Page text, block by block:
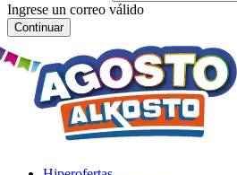
Ingrese un correo válido
Continuar